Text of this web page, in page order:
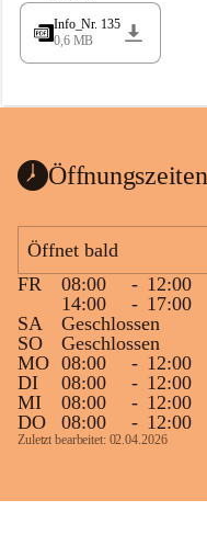
d
l
a
Info_Nr. 135
0,6 MB
Öffnungszeiten
Öffnet bald
FR
08:00 - 12:00
14:00
- 17:00
SA
Geschlossen
SO
Geschlossen
MO 08:00 - 12:00
DI
08:00 - 12:00
MI
08:00 - 12:00
DO
08:00 - 12:00
Zuletzt bearbeitet: 02.04.2026